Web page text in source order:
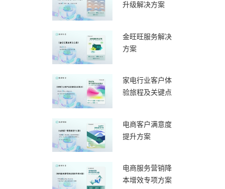
升级解决方案
金旺旺服务解决
方案
家电行业客户体
验旅程及关键点
电商客户满意度
提升方案
电商服务营销降
本增效专项方案